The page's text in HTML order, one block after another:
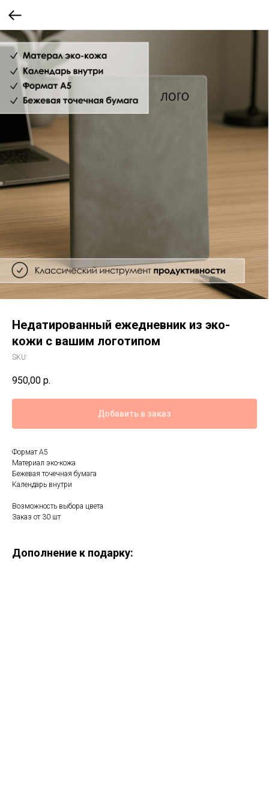
Недатированный ежедневник из эко-
кожи с вашим логотипом
SKU:
950,00 р.
Добавить в заказ
Формат А5
Материал эко-кожа
Бежевая точечная бумага
Календарь внутри
Возможность выбора цвета
Заказ от 30 шт
Дополнение к подарку: